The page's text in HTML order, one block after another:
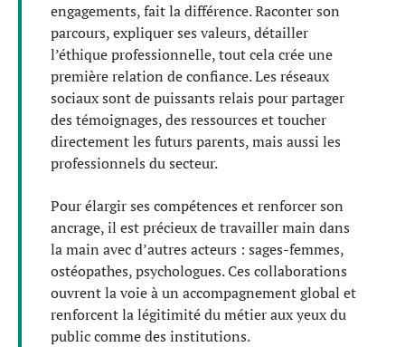
engagements, fait la différence. Raconter son
parcours, expliquer ses valeurs, détailler
l’éthique professionnelle, tout cela crée une
première relation de confiance. Les réseaux
sociaux sont de puissants relais pour partager
des témoignages, des ressources et toucher
directement les futurs parents, mais aussi les
professionnels du secteur.
Pour élargir ses compétences et renforcer son
ancrage, il est précieux de travailler main dans
la main avec d’autres acteurs : sages-femmes,
ostéopathes, psychologues. Ces collaborations
ouvrent la voie à un accompagnement global et
renforcent la légitimité du métier aux yeux du
public comme des institutions.